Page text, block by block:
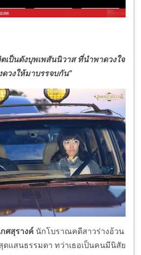
เป็นดังบุพเพสันนิวาส ที่นำพาดวงใจ
ดวงให้มาบรรจบกัน”
กศสุรางค์ นักโบราณคดีสาวร่างอ้วน
ดแสนธรรมดา ทว่าเธอเป็นคนมีนิสัย